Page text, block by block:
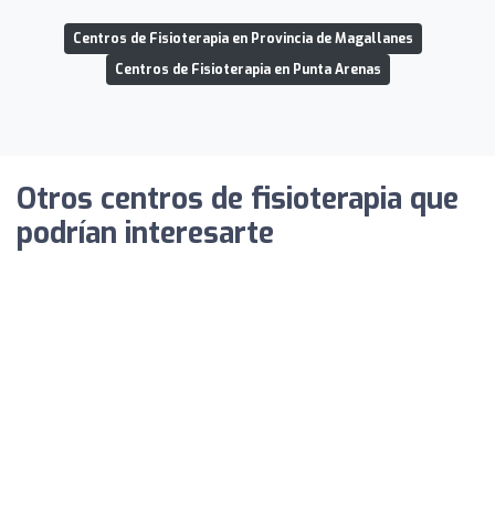
Centros de Fisioterapia en Provincia de Magallanes
Centros de Fisioterapia en Punta Arenas
Otros centros de fisioterapia que
podrían interesarte